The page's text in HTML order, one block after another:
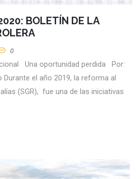
BOLETÍN DE LA
0
Una oportunidad perdida Por:
Durante el año 2019, la reforma al
(SGR), fue una de las iniciativas